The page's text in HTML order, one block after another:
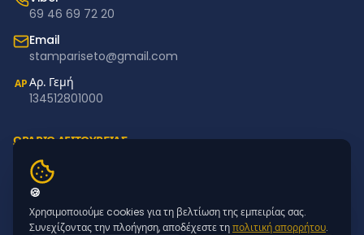
69 46 69 72 20
Email
stampariseto@gmail.com
ΑΡΑρ. Γεμή
134512801000
ΩΡΑΡΙΟ ΛΕΙΤΟΥΡΓΙΑΣ
Δευτέρα – Παρασκευή: 11:00–18:00
Σάββατο – Κυριακή: Κλειστά
NEWSLETTER
🍪
Χρησιμοποιούμε cookies για τη βελτίωση της εμπειρίας σας.
Συνεχίζοντας την πλοήγηση, αποδέχεστε τηπολιτική απορρήτου.